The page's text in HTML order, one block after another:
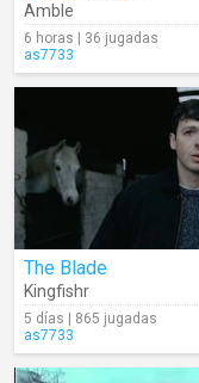
Amble
6 horas | 36 jugadas
as7733
The Blade
Kingfishr
5 días | 865 jugadas
as7733